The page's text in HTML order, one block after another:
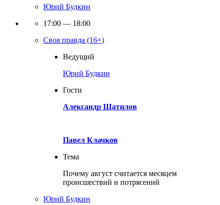
Юрий Будкин
17:00 — 18:00
Своя правда (16+)
Ведущий
Юрий Будкин
Гости
Александр Шатилов
Павел Клачков
Тема
Почему август считается месяцем
происшествий и потрясений
Юрий Будкин